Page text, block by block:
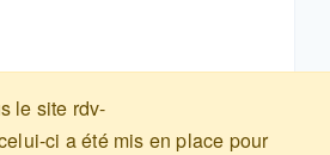
le site rdv-
ci a été mis en place pour